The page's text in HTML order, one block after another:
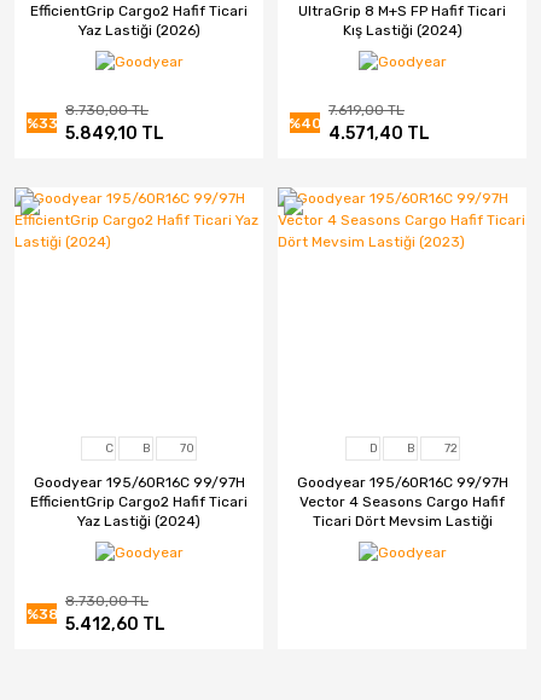
EfficientGrip Cargo2 Hafif Ticari
Yaz Lastiği (2026)
%33
8.730,00 TL
5.849,10 TL
UltraGrip 8 M+S FP Hafif Ticari
Kış Lastiği (2024)
%40
7.619,00 TL
4.571,40 TL
C B 70
Goodyear 195/60R16C 99/97H
EfficientGrip Cargo2 Hafif Ticari
Yaz Lastiği (2024)
%38
8.730,00 TL
5.412,60 TL
D B 72
Goodyear 195/60R16C 99/97H
Vector 4 Seasons Cargo Hafif
Ticari Dört Mevsim Lastiği